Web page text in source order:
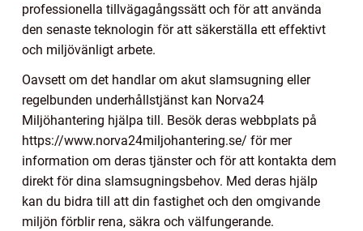
professionella tillvägagångssätt och för att använda
den senaste teknologin för att säkerställa ett effektivt
och miljövänligt arbete.
Oavsett om det handlar om akut slamsugning eller
regelbunden underhållstjänst kan Norva24
Miljöhantering hjälpa till. Besök deras webbplats på
https://www.norva24miljohantering.se/ för mer
information om deras tjänster och för att kontakta dem
direkt för dina slamsugningsbehov. Med deras hjälp
kan du bidra till att din fastighet och den omgivande
miljön förblir rena, säkra och välfungerande.